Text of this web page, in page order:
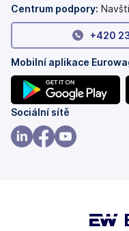
Centrum podpory:
+420
Mobilní aplikace
(se
v
nových
Sociální sítě